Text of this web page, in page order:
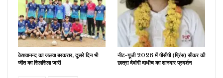
केशवानन्द का जलवा बरकरार, दूसरे दिन भी
जीत का सिलसिला जारी
नीट-यूजी 2026 में पीसीपी (प्रिंस) सीकर की
छात्रा देवांगी दाधीच का शानदार प्रदर्शन